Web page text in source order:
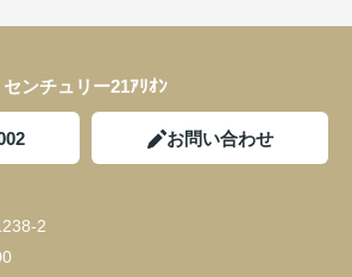
センチュリー21ｱﾘｵﾝ
お問い合わせ
2